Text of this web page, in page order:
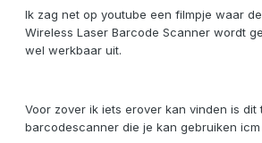
Ik zag net op youtube een filmpje waar
Wireless Laser Barcode Scanner wordt
wel werkbaar uit.
Voor zover ik iets erover kan vinden is dit
barcodescanner die je kan gebruiken